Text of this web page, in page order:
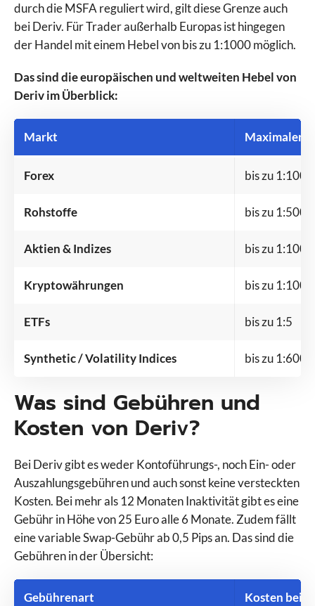
durch die MSFA reguliert wird, gilt diese Grenze auch
bei Deriv. Für Trader außerhalb Europas ist hingegen
der Handel mit einem Hebel von bis zu 1:1000 möglich.
Das sind die europäischen und weltweiten Hebel von
Deriv im Überblick:
Markt Maximaler
Forex bis zu 1:1000
Rohstoffe bis zu 1:500
Aktien & Indizes bis zu 1:100
Kryptowährungen bis zu 1:100
ETFs bis zu 1:5
Synthetic / Volatility Indices bis zu 1:6000
Was sind Gebühren und
Kosten von Deriv?
Bei Deriv gibt es weder Kontoführungs-, noch Ein- oder
Auszahlungsgebühren und auch sonst keine versteckten
Kosten. Bei mehr als 12 Monaten Inaktivität gibt es eine
Gebühr in Höhe von 25 Euro alle 6 Monate. Zudem fällt
eine variable Swap-Gebühr ab 0,5 Pips an. Das sind die
Gebühren in der Übersicht:
Gebührenart Kosten bei